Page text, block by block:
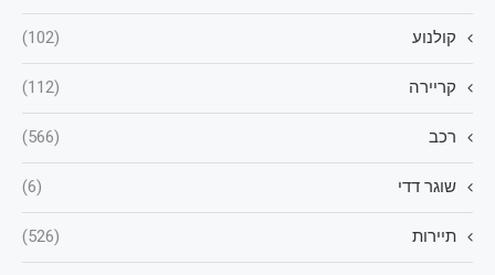
קולנוע (102)
קריירה (112)
רכב (566)
שוגר דדי (6)
תיירות (526)